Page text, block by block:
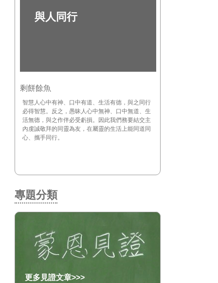
​與人同行
剩餅餘魚
智慧人心中有神、口中有道、生活有德，與之同行
必得智慧。反之，愚昧人心中無神、口中無道、生
活無德，與之作伴必受虧損。因此我們務要結交主
內虔誠敬拜的同靈為友，在屬靈的生活上能同道同
心、攜手同行。
專題分類
更多見證文章>>>